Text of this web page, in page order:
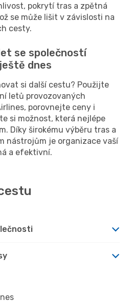
pokrytí tras a zpětná
se může lišit v závislosti na
cesty.
se společností
dnes
si další cestu? Použijte
letů provozovaných
porovnejte ceny i
si možnost, která nejlépe
Díky širokému výběru tras a
nástrojům je organizace vaší
a efektivní.